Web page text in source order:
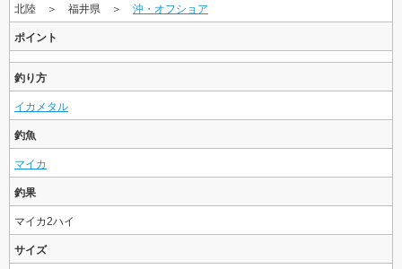
北陸 ＞ 福井県 ＞ 沖・オフショア
ポイント
釣り方
イカメタル
釣魚
マイカ
釣果
マイカ2ハイ
サイズ